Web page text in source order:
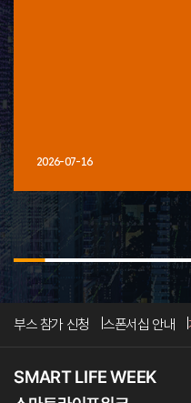
2026-07-16
부스 참가 신청 스폰서십 안내